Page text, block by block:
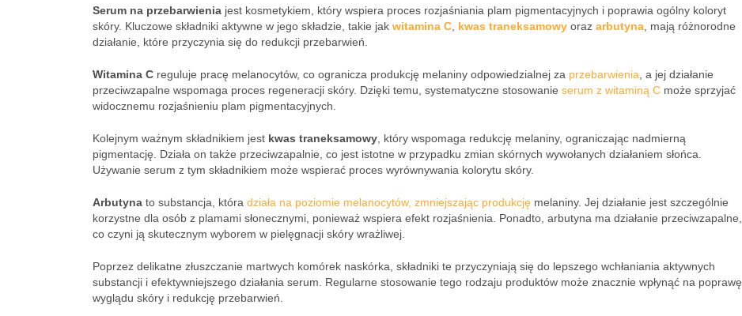
Serum na przebarwienia jest kosmetykiem, który wspiera proces rozjaśniania plam pigmentacyjnych i poprawia ogólny koloryt
skóry. Kluczowe składniki aktywne w jego składzie, takie jak witamina C kwas traneksamowy oraz arbutyna , mają różnorodne
działanie, które przyczynia się do redukcji przebarwień.
Witamina C reguluje pracę melanocytów, co ogranicza produkcję melaniny odpowiedzialnej za przebarwienia , a jej działanie
przeciwzapalne wspomaga proces regeneracji skóry. Dzięki temu, systematyczne stosowanie serum z witaminą C może sprzyjać
widocznemu rozjaśnieniu plam pigmentacyjnych.
Kolejnym ważnym składnikiem jest kwas traneksamowy , który wspomaga redukcję melaniny, ograniczając nadmierną
pigmentację. Działa on także przeciwzapalnie, co jest istotne w przypadku zmian skórnych wywołanych działaniem słońca.
Używanie serum z tym składnikiem może wspierać proces wyrównywania kolorytu skóry.
Arbutyna to substancja, która działa na poziomie melanocytów, zmniejszając produkcję melaniny. Jej działanie jest szczególnie
korzystne dla osób z plamami słonecznymi, ponieważ wspiera efekt rozjaśnienia. Ponadto, arbutyna ma działanie przeciwzapalne,
co czyni ją skutecznym wyborem w pielęgnacji skóry wrażliwej.
Poprzez delikatne złuszczanie martwych komórek naskórka, składniki te przyczyniają się do lepszego wchłaniania aktywnych
substancji i efektywniejszego działania serum. Regularne stosowanie tego rodzaju produktów może znacznie wpłynąć na poprawę
wyglądu skóry i redukcję przebarwień.